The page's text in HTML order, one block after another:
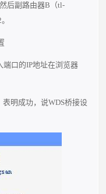
后副路由器B（tl-
口的IP地址在浏览器
表明成功，说WDS桥接设